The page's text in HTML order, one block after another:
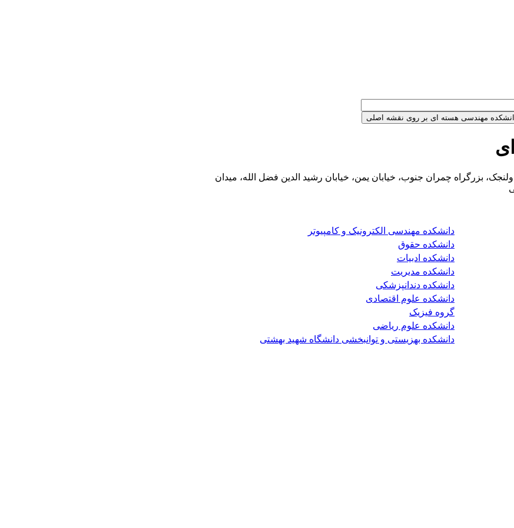
بزرگراه چمران جنوب، خیابان یمن، خیابان رشید الدین فضل الله، میدان
دانشکده مهندسی الکترونیک و کامپیوتر
دانشکده حقوق
دانشکده ادبیات
دانشکده مدیریت
دانشکده دندانپزشکی
دانشکده علوم اقتصادی
گروه فیزیک
دانشکده علوم ریاضی
دانشکده بهزیستی و توانبخشی دانشگاه شهید بهشتی